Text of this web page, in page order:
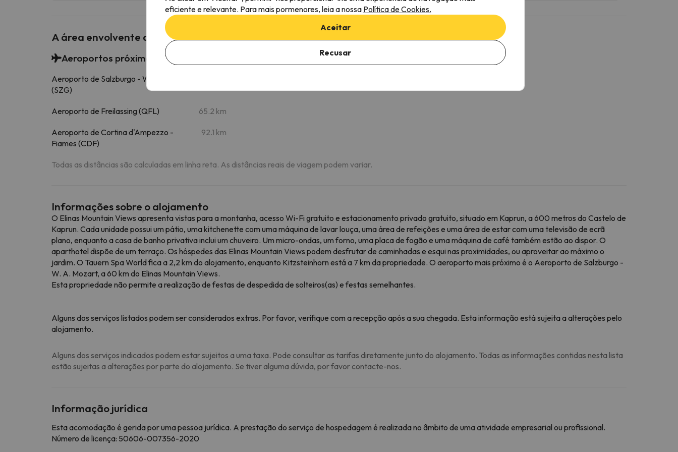
A área envolvente do Elinas Mountain Views
Aeroportos próximos
Aeroporto de Salzburgo - W.A. Mozart
(SZG)
Aeroporto de Freilassing (QFL) 65.2 km
Aeroporto de Cortina d'Ampezzo -
Fiames (CDF)
92.1 km
Todas as distâncias são calculadas em linha reta. As distâncias reais de viagem podem variar.
Informações sobre o alojamento
O Elinas Mountain Views apresenta vistas para a montanha, acesso Wi-Fi gratuito e estacionamento privado gratuito, situado em Kaprun, a 600 metros do Castelo de
Kaprun. Cada unidade possui um pátio, uma kitchenette com uma máquina de lavar louça, uma área de refeições e uma área de estar com uma televisão de ecrã
plano, enquanto a casa de banho privativa inclui um chuveiro. Um micro-ondas, um forno, uma placa de fogão e uma máquina de café também estão ao dispor. O
aparthotel dispõe de um terraço. Os hóspedes das Elinas Mountain Views podem desfrutar de caminhadas e esqui nas proximidades, ou aproveitar ao máximo o
jardim. O Tauern Spa World fica a 2,2 km do alojamento, enquanto Kitzsteinhorn está a 7 km da propriedade. O aeroporto mais próximo é o Aeroporto de Salzburgo -
W. A. Mozart, a 60 km do Elinas Mountain Views.
Esta propriedade não permite a realização de festas de despedida de solteiros(as) e festas semelhantes.
Alguns dos serviços listados podem ser considerados extras. Por favor, verifique com a recepção após a sua chegada. Esta informação está sujeita a alterações pelo
alojamento.
Alguns dos serviços indicados podem estar sujeitos a uma taxa. Pode consultar as tarifas diretamente junto do alojamento. Todas as informações contidas nesta lista
estão sujeitas a alterações por parte do alojamento. Se tiver alguma dúvida, por favor contacte-nos.
Informação jurídica
Esta acomodação é gerida por uma pessoa jurídica. A prestação do serviço de hospedagem é realizada no âmbito de uma atividade empresarial ou profissional.
Número de licença: 50606-007356-2020
eficiente e relevante. Para mais pormenores, leia a nossa Política de Cookies.
Aceitar
Recusar